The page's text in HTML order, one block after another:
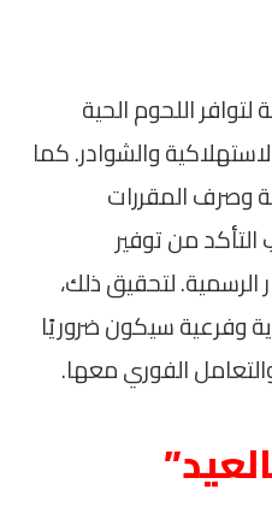
اللحوم الحية
والشوادر. كما
وصرف المقررات
التأكد من توفير
الرسمية. لتحقيق ذلك،
وفرعية سيكون ضروريًا
الفوري معها.